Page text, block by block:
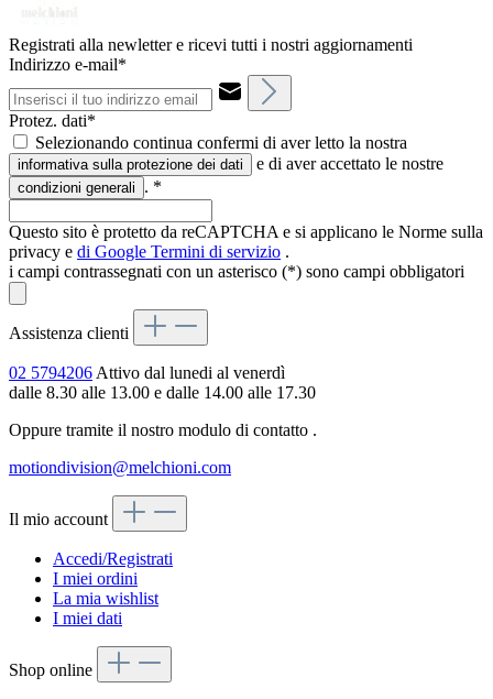
Registrati alla newletter e ricevi tutti i nostri aggiornamenti
Indirizzo e-mail*
Protez. dati*
Selezionando continua confermi di aver letto la nostra
informativa sulla protezione dei dati e di aver accettato le nostre
condizioni generali . *
Questo sito è protetto da reCAPTCHA e si applicano le Norme sulla
privacy e di Google Termini di servizio .
i campi contrassegnati con un asterisco (*) sono campi obbligatori
Assistenza clienti
02 5794206Attivo dal lunedi al venerdì
dalle 8.30 alle 13.00 e dalle 14.00 alle 17.30
Oppure tramite il nostro modulo di contatto .
motiondivision@melchioni.com
Il mio account
Accedi/Registrati
I miei ordini
La mia wishlist
I miei dati
Shop online